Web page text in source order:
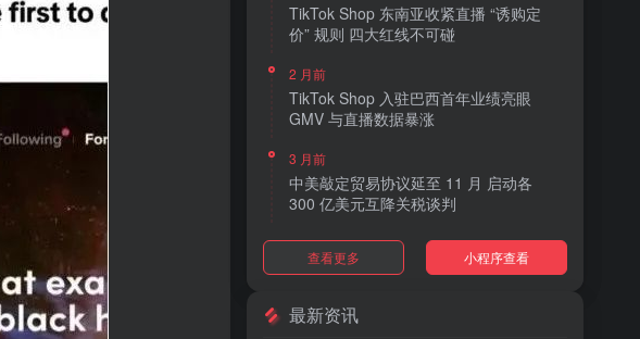
TikTok Shop 东南亚收紧直播 “诱购定
价” 规则 四大红线不可碰
2 月前
TikTok Shop 入驻巴西首年业绩亮眼
GMV 与直播数据暴涨
3 月前
中美敲定贸易协议延至 11 月 启动各
300 亿美元互降关税谈判
3 月前
TikTok Shop 上线 “三日达” 标签 履约
3 月前
查看更多 小程序查看
最新资讯